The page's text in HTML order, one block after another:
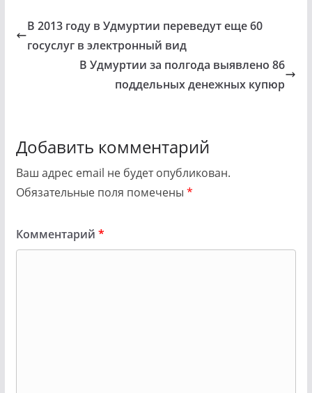
В 2013 году в Удмуртии переведут еще 60
госуслуг в электронный вид
В Удмуртии за полгода выявлено 86
поддельных денежных купюр
Добавить комментарий
Ваш адрес email не будет опубликован.
Обязательные поля помечены *
Комментарий *